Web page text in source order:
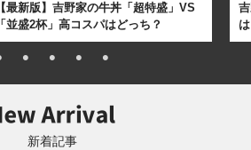
【最新版】吉野家の牛丼「超特盛」VS
「並盛2杯」高コスパはどっち？
新着記事